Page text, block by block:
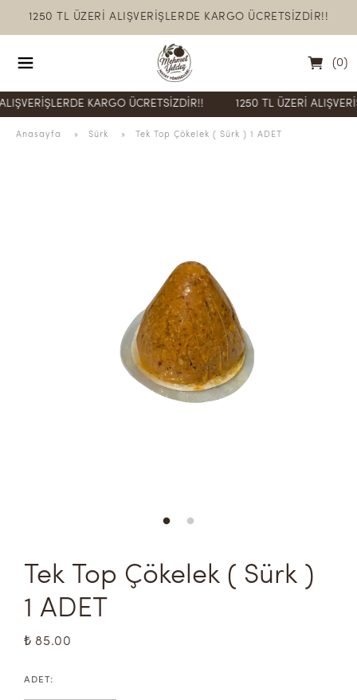
1250 TL ÜZERİ ALIŞVERİŞLERDE KARGO ÜCRETSİZDİR!!
(0)
KARGO ÜCRETSİZDİR!! 1250 TL ÜZERİ
Anasayfa » Sürk » Tek Top Çökelek ( Sürk ) 1 ADET
Tek Top Çökelek ( Sürk )
1 ADET
₺ 85.00
ADET: